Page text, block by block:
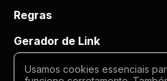
Regras
Gerador de Link
Termos de uso
Usamos cookies essenciais